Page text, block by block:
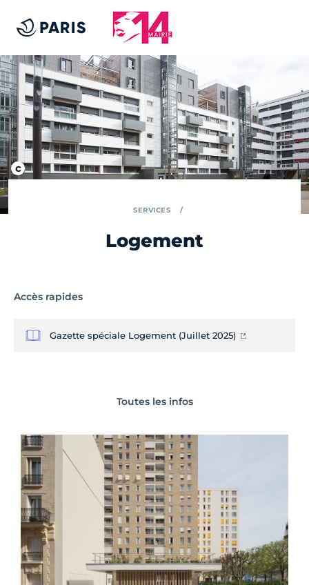
SERVICES
Logement
Accès rapides
Gazette spéciale Logement (Juillet 2025)
Toutes les infos